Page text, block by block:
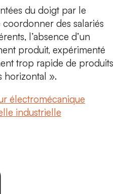
du doigt par le
des salariés
l’absence d’un
produit, expérimenté
trop rapide de produits
horizontal ».
électromécanique
industrielle